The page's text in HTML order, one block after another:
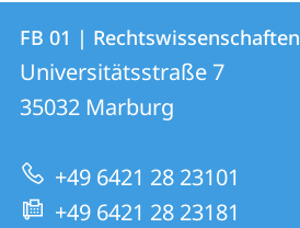
Kontakt
und
Informationen
zur
Website
Kontaktinformationen
FB
01
|
Rechtswissenschaften
FB 01 | Rechtswissenschaften
Universitätsstraße 7
35032 Marburg
+49 6421 28 23101
+49 6421 28 23181